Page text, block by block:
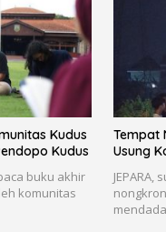
Kudus
Kudus
buku akhir
komunitas
Tempat
Usung